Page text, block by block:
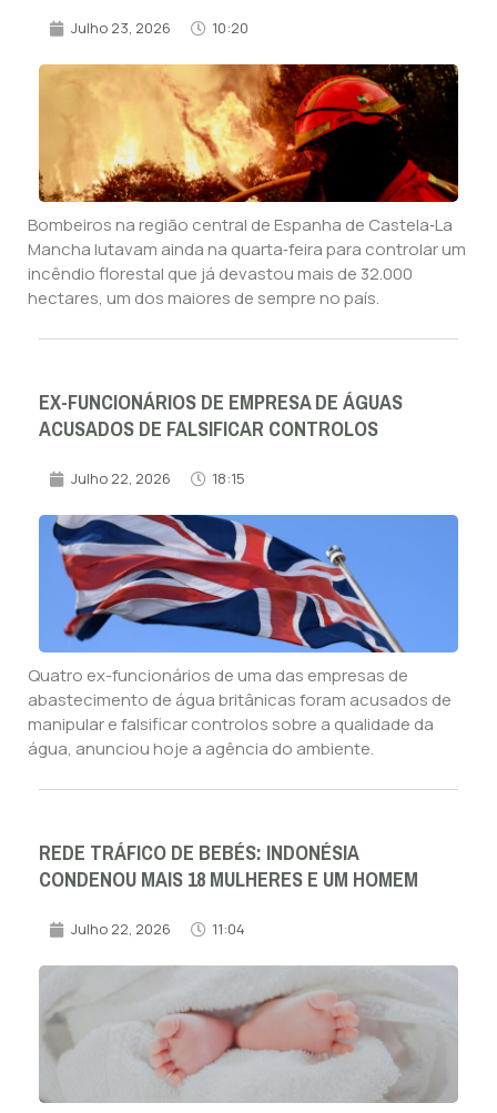
Julho 23, 2026 10:20
Bombeiros na região central de Espanha de Castela‑La
Mancha lutavam ainda na quarta‑feira para controlar um
incêndio florestal que já devastou mais de 32.000
hectares, um dos maiores de sempre no país.
EX-FUNCIONÁRIOS DE EMPRESA DE ÁGUAS
ACUSADOS DE FALSIFICAR CONTROLOS
Julho 22, 2026 18:15
Quatro ex-funcionários de uma das empresas de
abastecimento de água britânicas foram acusados de
manipular e falsificar controlos sobre a qualidade da
água, anunciou hoje a agência do ambiente.
REDE TRÁFICO DE BEBÉS: INDONÉSIA
CONDENOU MAIS 18 MULHERES E UM HOMEM
Julho 22, 2026 11:04